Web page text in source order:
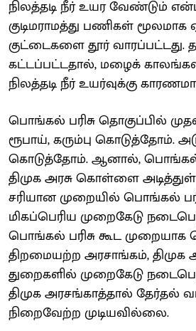
நிலத்தடி நீர் உயர வேண்டும்
குடிமராமத்து பணிகள் மூலமாக
குட்டைகளை தூர்
கட்டப்பட்டதால், மழைக்
நிலத்தடி நீர் உயர்வுக்கு
பொங்கல் பரிசு தொகுப்பில்
ரூபாய், கரும்பு கொடுத்தோம்.
கொடுத்தோம். ஆனால், பொங்கல்
திமுக அரசு கொள்ளை
சரியான முறையில் பொங்கல்
மிகப்பெரிய முறைகேடு
பொங்கல் பரிசு கூட முறையாக
திறமையற்ற அரசாங்கம், திமுக
துறைகளில் முறைகேடு
திமுக அரசங்காத்தால் தேர்தல்
நிறைவேற்ற முடியவில்லை.